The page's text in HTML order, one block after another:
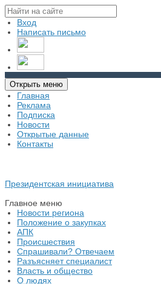
Вход
Написать письмо
Открыть меню
Главная
Реклама
Подписка
Новости
Открытые данные
Контакты
Президентская инициатива
Главное меню
Новости региона
Положение о закупках
АПК
Происшествия
Спрашивали? Отвечаем
Разъясняет специалист
Власть и общество
О людях